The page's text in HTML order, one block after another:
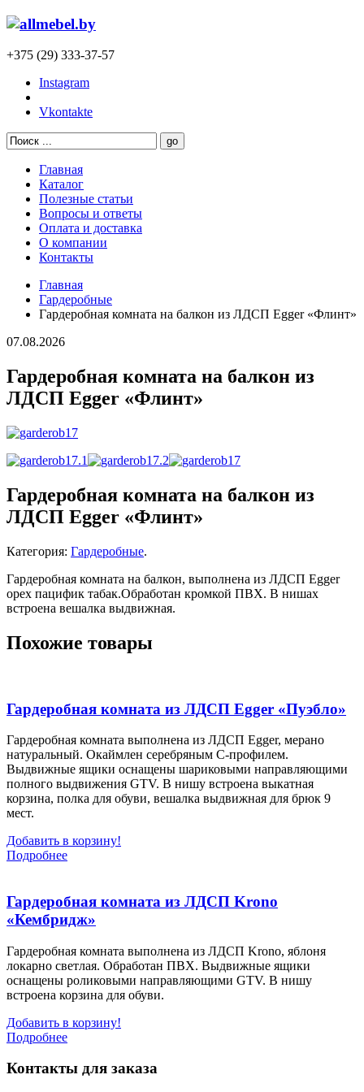
+375 (29) 333-37-57
Instagram
Vkontakte
Главная
Каталог
Полезные статьи
Вопросы и ответы
Оплата и доставка
О компании
Контакты
Главная
Гардеробные
Гардеробная комната на балкон из ЛДСП Egger «Флинт»
07.08.2026
Гардеробная комната на балкон из
ЛДСП Egger «Флинт»
Гардеробная комната на балкон из
ЛДСП Egger «Флинт»
Категория: Гардеробные.
Гардеробная комната на балкон, выполнена из ЛДСП Egger
орех пацифик табак.Обработан кромкой ПВХ. В нишах
встроена вешалка выдвижная.
Похожие товары
Гардеробная комната из ЛДСП Egger «Пуэбло»
Гардеробная комната выполнена из ЛДСП Egger, мерано
натуральный. Окаймлен серебряным С-профилем.
Выдвижные ящики оснащены шариковыми направляющими
полного выдвижения GTV. В нишу встроена выкатная
корзина, полка для обуви, вешалка выдвижная для брюк 9
мест.
Добавить в корзину!
Подробнее
Гардеробная комната из ЛДСП Krono
«Кембридж»
Гардеробная комната выполнена из ЛДСП Krono, яблоня
локарно светлая. Обработан ПВХ. Выдвижные ящики
оснащены роликовыми направляющими GTV. В нишу
встроена корзина для обуви.
Добавить в корзину!
Подробнее
Контакты для заказа